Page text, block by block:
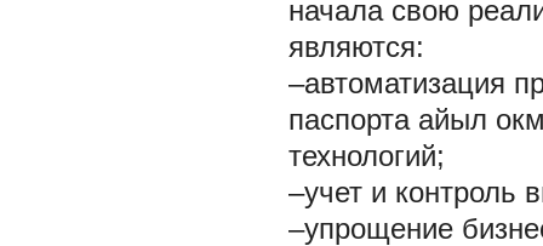
начала свою
являются:
–автоматизация
паспорта айыл
технологий;
–учет и контроль
–упрощение